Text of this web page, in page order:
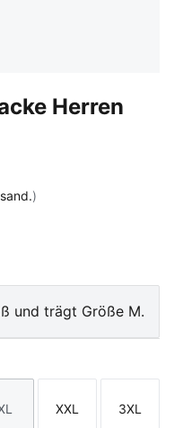
Herren
)
und trägt Größe M.
Größe Größe
XXL
Größe
3XL